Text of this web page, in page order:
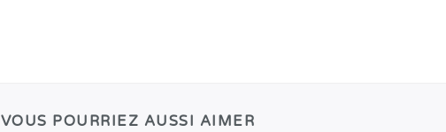
VOUS POURRIEZ AUSSI AIMER